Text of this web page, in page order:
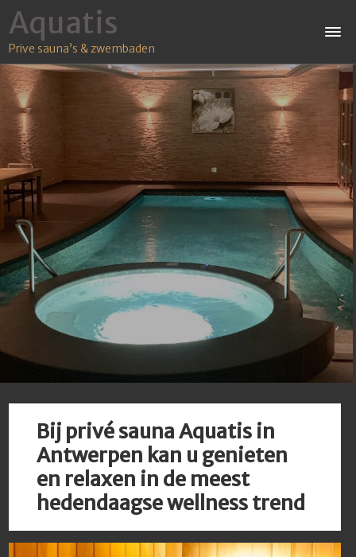
Aquatis
Prive sauna’s & zwembaden
Bij privé sauna Aquatis in
Antwerpen kan u genieten
en relaxen in de meest
hedendaagse wellness trend